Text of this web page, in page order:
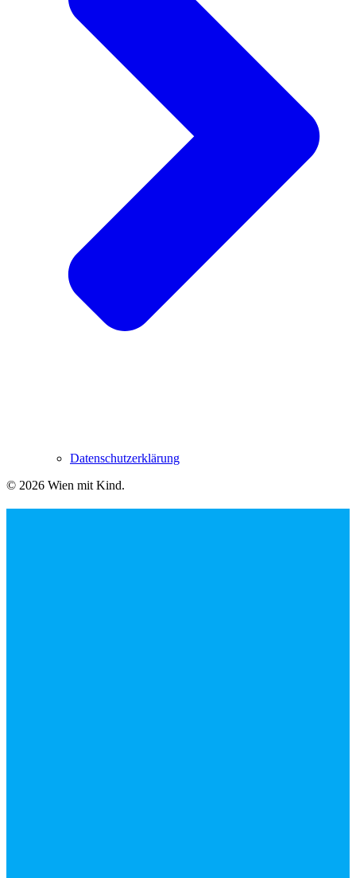
Datenschutzerklärung
© 2026 Wien mit Kind.